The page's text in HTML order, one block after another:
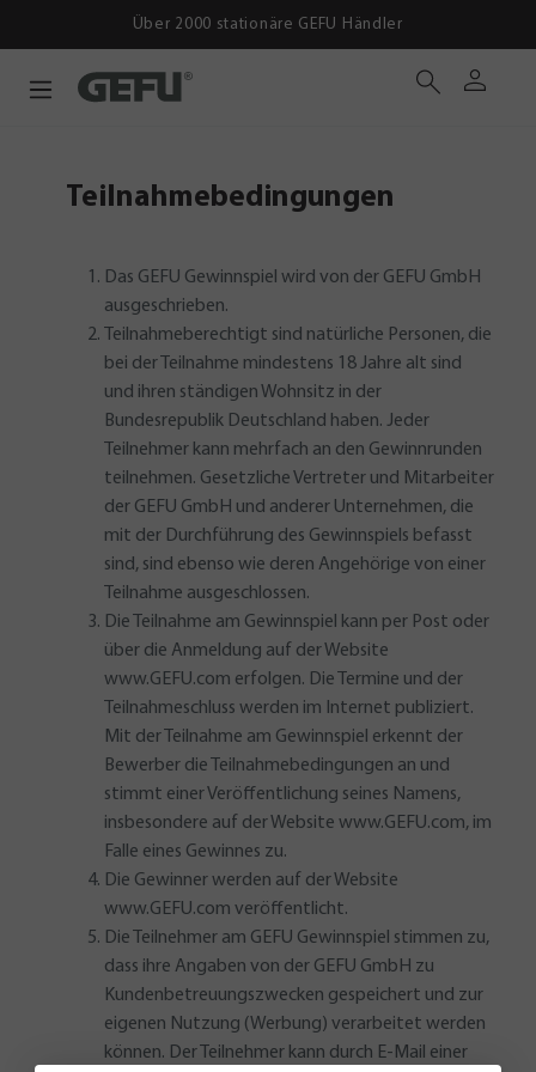
Über 2000 stationäre GEFU Händler
Teilnahmebedingungen
Das GEFU Gewinnspiel wird von der GEFU GmbH
ausgeschrieben.
Teilnahmeberechtigt sind natürliche Personen, die
bei der Teilnahme mindestens 18 Jahre alt sind
und ihren ständigen Wohnsitz in der
Bundesrepublik Deutschland haben. Jeder
Teilnehmer kann mehrfach an den Gewinnrunden
teilnehmen. Gesetzliche Vertreter und Mitarbeiter
der GEFU GmbH und anderer Unternehmen, die
mit der Durchführung des Gewinnspiels befasst
sind, sind ebenso wie deren Angehörige von einer
Teilnahme ausgeschlossen.
Die Teilnahme am Gewinnspiel kann per Post oder
über die Anmeldung auf der Website
www.GEFU.com erfolgen. Die Termine und der
Teilnahmeschluss werden im Internet publiziert.
Mit der Teilnahme am Gewinnspiel erkennt der
Bewerber die Teilnahmebedingungen an und
stimmt einer Veröffentlichung seines Namens,
insbesondere auf der Website www.GEFU.com, im
Falle eines Gewinnes zu.
Die Gewinner werden auf der Website
www.GEFU.com veröffentlicht.
Die Teilnehmer am GEFU Gewinnspiel stimmen zu,
dass ihre Angaben von der GEFU GmbH zu
Kundenbetreuungszwecken gespeichert und zur
eigenen Nutzung (Werbung) verarbeitet werden
können. Der Teilnehmer kann durch E-Mail einer